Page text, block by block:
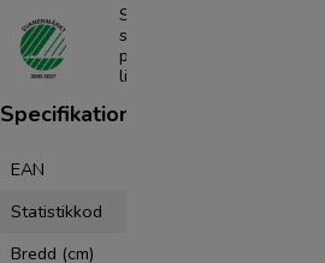
Svanenmärkning är en
som visar att en produkt
på miljö, hälsa och
livscykel.
Specifikationer
EAN
Statistikkod
Bredd (cm)